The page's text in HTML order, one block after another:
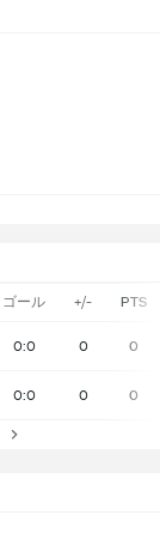
ゴール +/- PTS
0:0 0 0
0:0 0 0